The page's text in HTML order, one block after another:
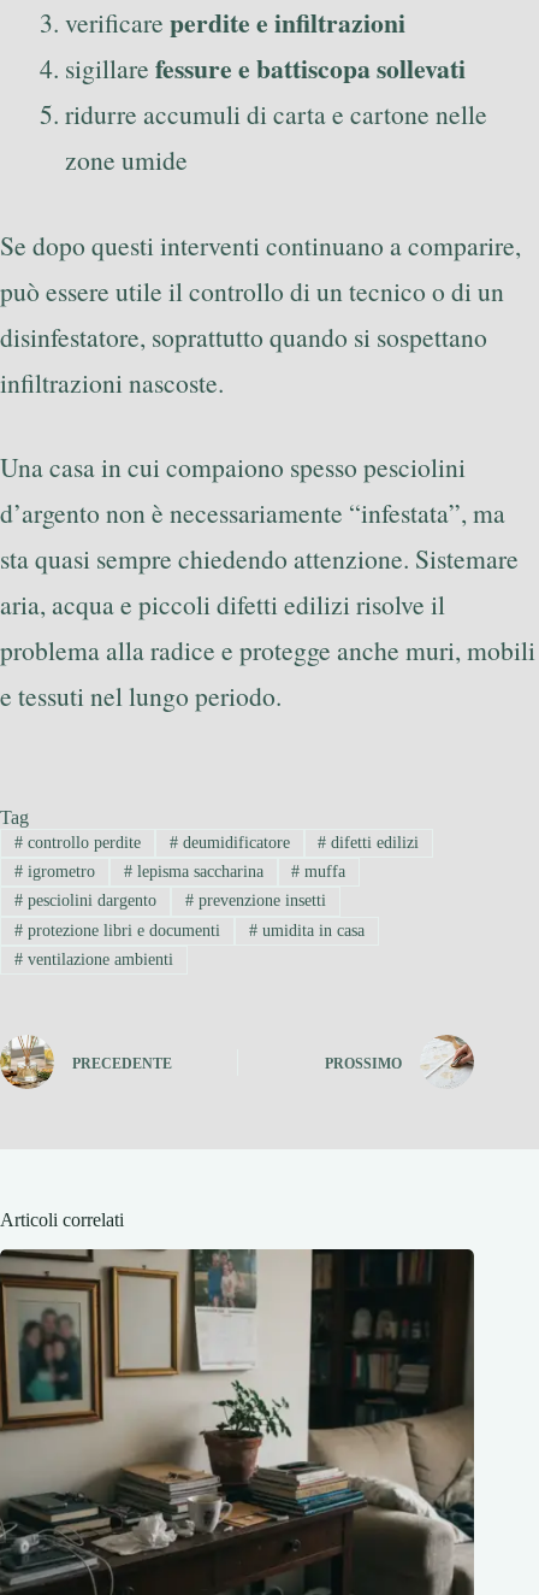
verificare perdite e infiltrazioni
sigillare fessure e battiscopa sollevati
ridurre accumuli di carta e cartone nelle
zone umide
Se dopo questi interventi continuano a comparire,
può essere utile il controllo di un tecnico o di un
disinfestatore, soprattutto quando si sospettano
infiltrazioni nascoste.
Una casa in cui compaiono spesso pesciolini
d’argento non è necessariamente “infestata”, ma
sta quasi sempre chiedendo attenzione. Sistemare
aria, acqua e piccoli difetti edilizi risolve il
problema alla radice e protegge anche muri, mobili
e tessuti nel lungo periodo.
Tag
#controllo perdite #deumidificatore # difetti edilizi
#igrometro #lepisma saccharina # muffa
#pesciolini dargento #prevenzione insetti
#protezione libri e documenti #umidita in casa
#ventilazione ambienti
PRECEDENTE PROSSIMO
Articoli correlati